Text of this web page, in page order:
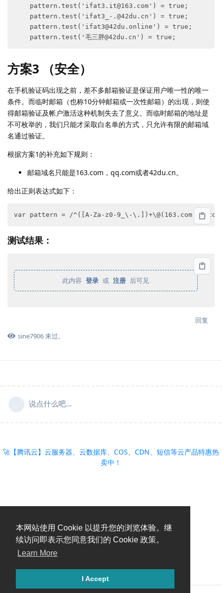
本网站使用 Cookie 以提升您的浏览体验。继
续访问即表示您同意我们的 Cookie 政策。
Learn More
I Accept
    pattern.test('ifat3.it@163.com') = true;
    pattern.test('ifat3_-.@42du.cn') = true;
    pattern.test('ifat3@42du.online') = true;
方案3 （安全）
在手机验证码出现之前，差不多邮箱验证是保证用户唯一性的唯一
条件。而临时邮箱（也称10分钟邮箱或一次性邮箱）的出现，则使
得邮箱验证及帐户激活这种机制失去了意义。而临时邮箱的地址是
不可枚举的，我们只能才采取白名单的方式，只允许有限的邮箱域
名通过验证。
根据方案1的补充如下规则：
邮箱域名只能是163.com，qq.com或者42du.cn。
给出正则表达式如下：
var pattern = /^([A-Za-z0-9_\-
测试结果：
此内容 登录 或 注册 后可见
回复
sine7906来过。
说点什么吧...
🚀【腾讯云】云服务器、云数据库、COS、CDN、短信等云产品特惠热
卖中！